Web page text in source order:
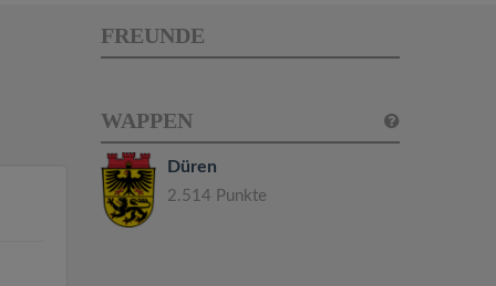
FREUNDE
WAPPEN
Düren
2.514 Punkte